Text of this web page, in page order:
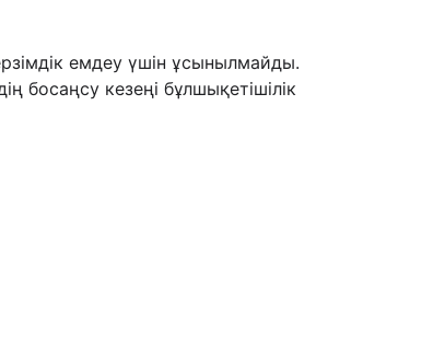
емдеу үшін ұсынылмайды.
босаңсу кезеңі бұлшықетішілік